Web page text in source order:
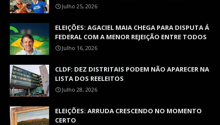
Julho 25, 2026
ELEIÇÕES: AGACIEL MAIA CHEGA PARA DISPUTA Á
FEDERAL COM A MENOR REJEIÇÃO ENTRE TODOS
Julho 16, 2026
CLDF: DEZ DISTRITAIS PODEM NÃO APARECER NA
LISTA DOS REELEITOS
Julho 28, 2026
ELEIÇÕES: ARRUDA CRESCENDO NO MOMENTO
CERTO